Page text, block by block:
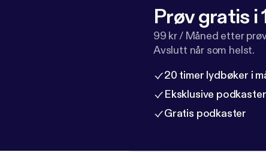
Prøv gratis i
99 kr / Måned etter
Avslutt når som helst.
20 timer lydbøker i
Eksklusive podkaster
Gratis podkaster